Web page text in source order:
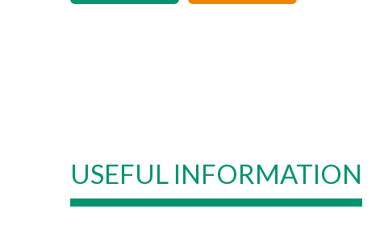
USEFUL INFORMATION